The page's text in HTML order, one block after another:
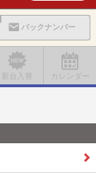
バックナンバー
新台入替 カレンダー